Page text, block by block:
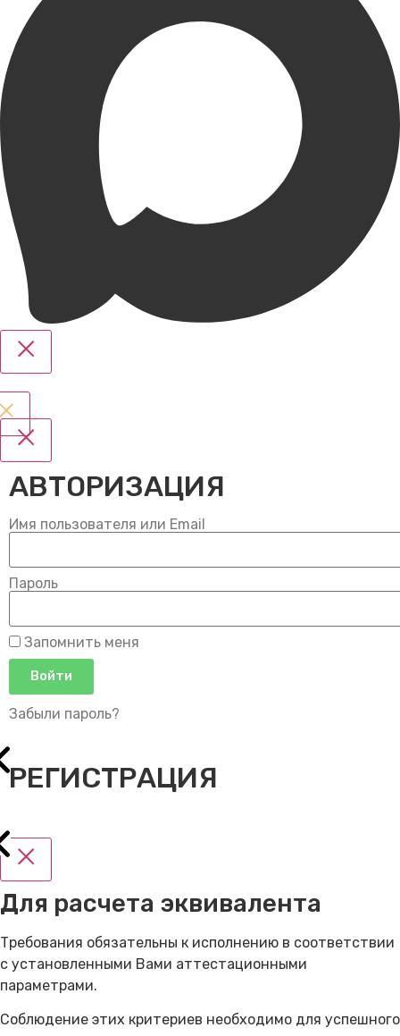
АВТОРИЗАЦИЯ
Имя пользователя или Email
Пароль
Запомнить меня
Войти
Забыли пароль?
РЕГИСТРАЦИЯ
Для расчета эквивалента
Требования обязательны к исполнению в соответствии
с установленными Вами аттестационными
параметрами.
Соблюдение этих критериев необходимо для успешного